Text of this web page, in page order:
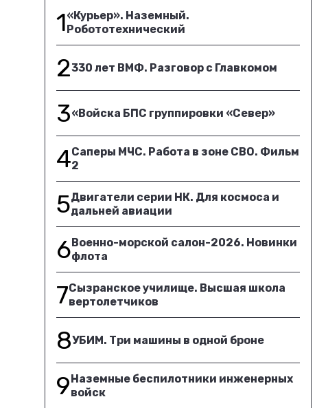
1«Курьер». Наземный.
Робототехнический
2330 лет ВМФ. Разговор с Главкомом
3«Войска БПС группировки «Север»
4Саперы МЧС. Работа в зоне СВО. Фильм
2
5Двигатели серии НК. Для космоса и
дальней авиации
6Военно-морской салон-2026. Новинки
флота
7Сызранское училище. Высшая школа
вертолетчиков
8УБИМ. Три машины в одной броне
9Наземные беспилотники инженерных
войск